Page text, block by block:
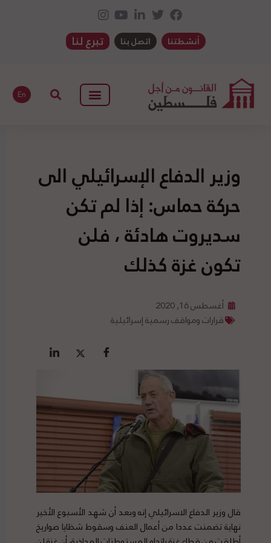
أنشطتنا اتصل بنا تبرع لنا
En
وزير الدفاع الإسرائيلي الى
حركة حماس: إذا لم تكن
سديروت هادئة ، فلن
تكون غزة كذلك
أغسطس 16, 2020
قرارات ومواقف رسمية إسرائيلية
قال وزير الدفاع الاسرائيلي إنه وبعد أن شهد الأسبوع الأخير
نهاية تضمنت عددا من أعمال العنف وسقوط شظايا صواريخ